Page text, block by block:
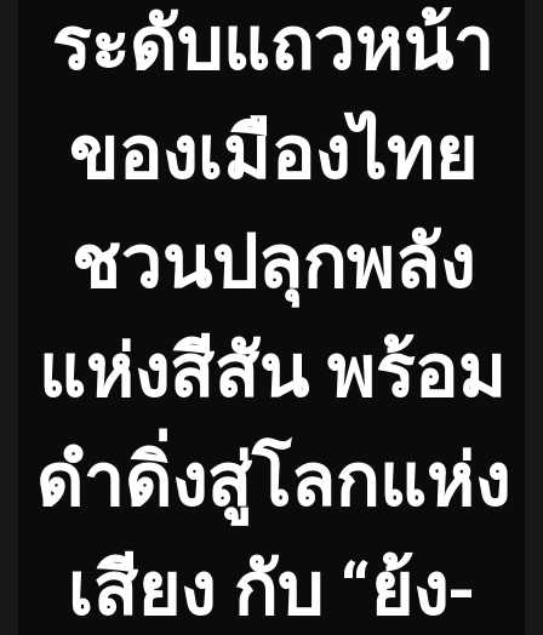
ระดับแถวหน้า
ของเมืองไทย
ชวนปลุกพลัง
แห่งสีสัน พร้อม
ดำดิ่งสู่โลกแห่ง
เสียง กับ “ย้ง-